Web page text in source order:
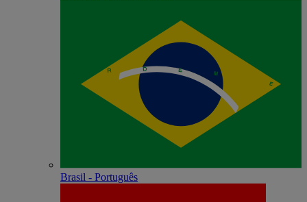
Brasil - Português